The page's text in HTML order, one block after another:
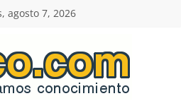
agosto 7, 2026